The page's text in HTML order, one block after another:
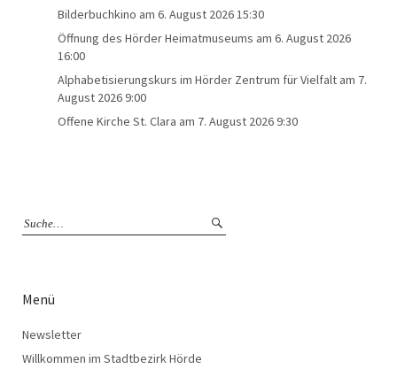
Bilderbuchkino am 6. August 2026 15:30
Öffnung des Hörder Heimatmuseums am 6. August 2026
16:00
Alphabetisierungskurs im Hörder Zentrum für Vielfalt am 7.
August 2026 9:00
Offene Kirche St. Clara am 7. August 2026 9:30
Menü
Newsletter
Willkommen im Stadtbezirk Hörde